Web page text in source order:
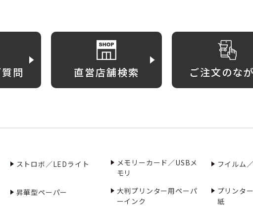
問 直営店舗検索 ご注文のな
ストロボ／LEDライト
メモリーカード／USBメ
モリ
フイルム
昇華型ペーパー
大判プリンター用ペーパ
ーインク
プリンタ
紙